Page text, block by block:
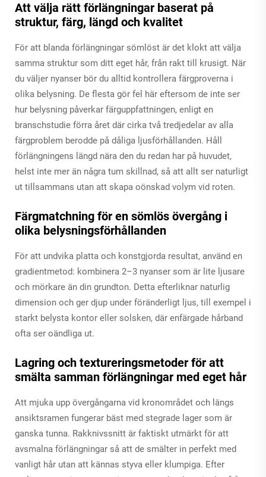
Att välja rätt förlängningar baserat på
struktur, färg, längd och kvalitet
För att blanda förlängningar sömlöst är det klokt att välja
samma struktur som ditt eget hår, från rakt till krusigt. När
du väljer nyanser bör du alltid kontrollera färgproverna i
olika belysning. De flesta gör fel här eftersom de inte ser
hur belysning påverkar färguppfattningen, enligt en
branschstudie förra året där cirka två tredjedelar av alla
färgproblem berodde på dåliga ljusförhållanden. Håll
förlängningens längd nära den du redan har på huvudet,
helst inte mer än några tum skillnad, så att allt ser naturligt
ut tillsammans utan att skapa oönskad volym vid roten.
Färgmatchning för en sömlös övergång i
olika belysningsförhållanden
För att undvika platta och konstgjorda resultat, använd en
gradientmetod: kombinera 2–3 nyanser som är lite ljusare
och mörkare än din grundton. Detta efterliknar naturlig
dimension och ger djup under föränderligt ljus, till exempel i
starkt belysta kontor eller solsken, där enfärgade hårband
ofta ser oändliga ut.
Lagring och textureringsmetoder för att
smälta samman förlängningar med eget hår
Att mjuka upp övergångarna vid kronområdet och längs
ansiktsramen fungerar bäst med stegrade lager som är
ganska tunna. Rakknivssnitt är faktiskt utmärkt för att
avsmalna förlängningar så att de smälter in perfekt med
vanligt hår utan att kännas styva eller klumpiga. Efter